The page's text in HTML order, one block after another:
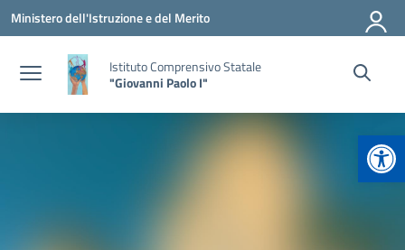
Vai ai contenuti
Vai al menu di navigazione
Vai al footer
Ministero dell'Istruzione e del Merito
Istituto Comprensivo Statale
"Giovanni Paolo I"